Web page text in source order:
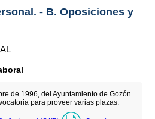
- B. Oposiciones y
de 1996, del Ayuntamiento de Gozón
para proveer varias plazas.